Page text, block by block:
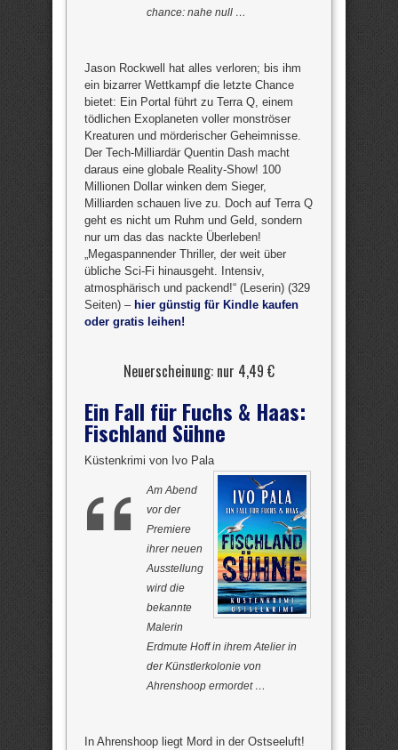
chance: nahe null …
Jason Rockwell hat alles verloren; bis ihm
ein bizarrer Wettkampf die letzte Chance
bietet: Ein Portal führt zu Terra Q, einem
tödlichen Exoplaneten voller monströser
Kreaturen und mörderischer Geheimnisse.
Der Tech-Milliardär Quentin Dash macht
daraus eine globale Reality-Show! 100
Millionen Dollar winken dem Sieger,
Milliarden schauen live zu. Doch auf Terra Q
geht es nicht um Ruhm und Geld, sondern
nur um das das nackte Überleben!
„Megaspannender Thriller, der weit über
übliche Sci-Fi hinausgeht. Intensiv,
atmosphärisch und packend!“ (Leserin) (329
Seiten) – hier günstig für Kindle kaufen
oder gratis leihen!
Neuerscheinung: nur 4,49 €
Ein Fall für Fuchs & Haas:
Fischland Sühne
Küstenkrimi von Ivo Pala
Am Abend
vor der
Premiere
ihrer neuen
Ausstellung
wird die
bekannte
Malerin
Erdmute Hoff in ihrem Atelier in
der Künstlerkolonie von
Ahrenshoop ermordet …
In Ahrenshoop liegt Mord in der Ostseeluft!